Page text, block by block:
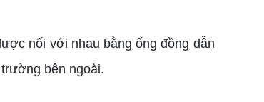
nối với nhau bằng ống đồng dẫn
bên ngoài.